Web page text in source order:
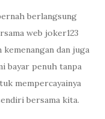
berlangsung
web joker123
dan juga
bayar penuh tanpa
mempercayainya
bersama kita.